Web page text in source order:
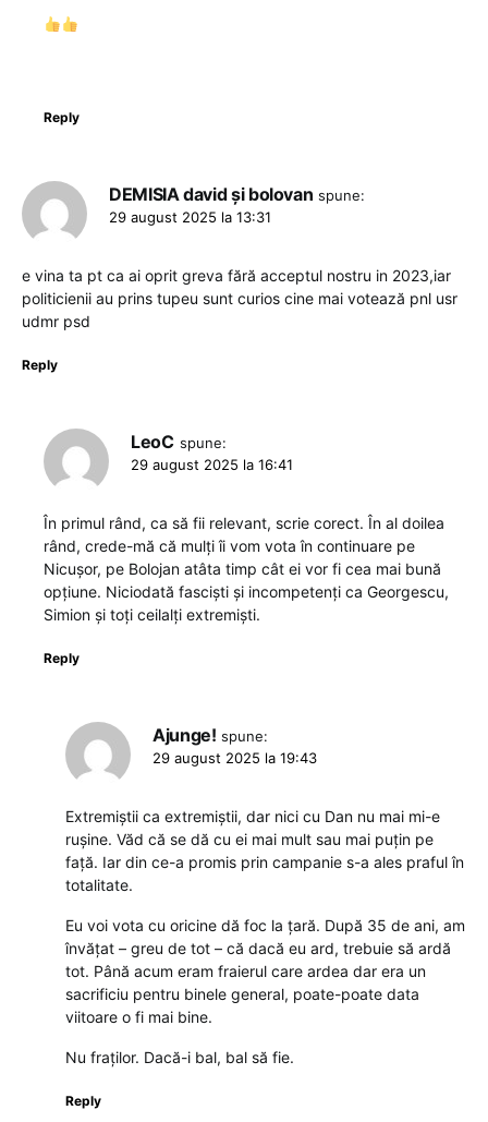
Reply
DEMISIA david și bolovan spune:
29 august 2025 la 13:31
e vina ta pt ca ai oprit greva fără acceptul nostru in 2023,iar
politicienii au prins tupeu sunt curios cine mai votează pnl usr
udmr psd
Reply
LeoC spune:
29 august 2025 la 16:41
În primul rând, ca să fii relevant, scrie corect. În al doilea
rând, crede-mă că mulți îi vom vota în continuare pe
Nicușor, pe Bolojan atâta timp cât ei vor fi cea mai bună
opțiune. Niciodată fasciști și incompetenți ca Georgescu,
Simion și toți ceilalți extremiști.
Reply
Ajunge! spune:
29 august 2025 la 19:43
Extremiștii ca extremiștii, dar nici cu Dan nu mai mi-e
rușine. Văd că se dă cu ei mai mult sau mai puțin pe
față. Iar din ce-a promis prin campanie s-a ales praful în
totalitate.
Eu voi vota cu oricine dă foc la țară. După 35 de ani, am
învățat – greu de tot – că dacă eu ard, trebuie să ardă
tot. Până acum eram fraierul care ardea dar era un
sacrificiu pentru binele general, poate-poate data
viitoare o fi mai bine.
Nu fraților. Dacă-i bal, bal să fie.
Reply